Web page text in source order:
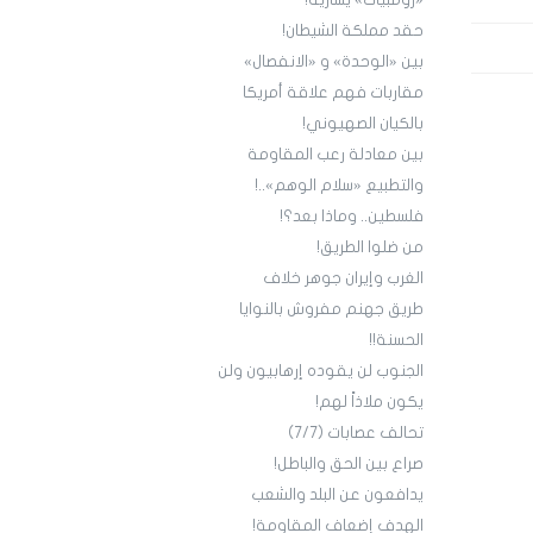
حقد مملكة الشيطان!
بين «الوحدة» و «الانفصال»
مقاربات فهم علاقة أمريكا
بالكيان الصهيوني!
بين معادلة رعب المقاومة
والتطبيع «سلام الوهم»..!
فلسطين.. وماذا بعد؟!
من ضلوا الطريق!
الغرب وإيران جوهر خلاف
طريق جهنم مفروش بالنوايا
الحسنة!!
الجنوب لن يقوده إرهابيون ولن
يكون ملاذاً لهم!
تحالف عصابات (7/7)
صراع بين الحق والباطل!
يدافعون عن البلد والشعب
الهدف إضعاف المقاومة!